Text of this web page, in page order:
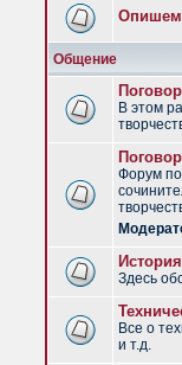
Опишем
Общение
В этом
Форум
Здесь
Все о
и т.д.